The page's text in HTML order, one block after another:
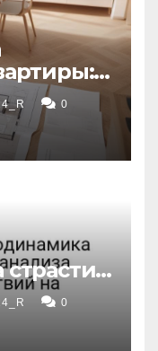
0
на
0